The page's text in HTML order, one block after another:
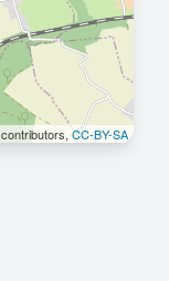
contributors,CC-BY-SA